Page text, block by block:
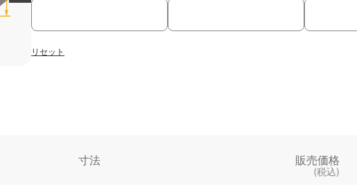
リセット
寸法 販売価格
(税込)